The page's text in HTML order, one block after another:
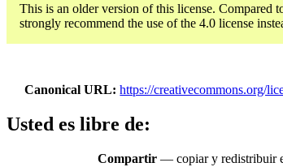
This is an older version of this license. Compared
strongly recommend the use of the 4.0 license
Canonical URL https://creativecommons.org/
Usted es libre de:
Compartir — copiar y redistribuir